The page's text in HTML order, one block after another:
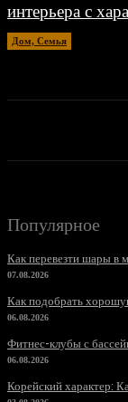
интерьера с
Дом, Семья
Популярное
Как перевезти шары в
07.08.2026
Как подобрать
06.08.2026
Фитнес-клубы с
06.08.2026
Корейский характер: